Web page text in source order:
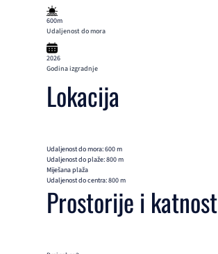
600m
Udaljenost do mora
2026
Godina izgradnje
Lokacija
Udaljenost do mora: 600 m
Udaljenost do plaže: 800 m
Miješana plaža
Udaljenost do centra: 800 m
Prostorije i katnost